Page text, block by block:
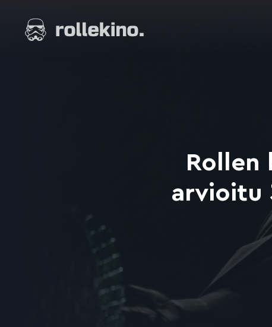
suoraan
sisältöön
Elokuvat ja elokuva-arviot | Rollekino.fi
Rollen
arvioitu